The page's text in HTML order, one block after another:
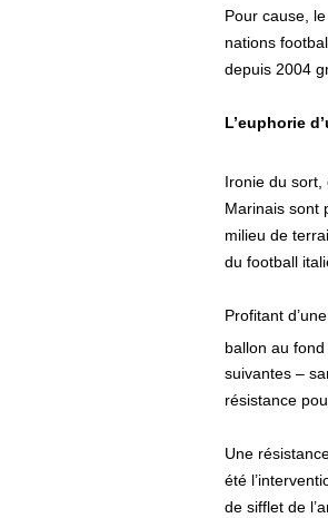
Pour cause,
nations
depuis 2004
L’euphorie
Ironie du sort,
Marinais sont
milieu de
du football
Profitant
ballon au
suivantes –
résistance
Une
été
de sifflet de